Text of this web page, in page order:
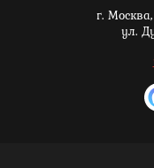
г. Москва,
ул.